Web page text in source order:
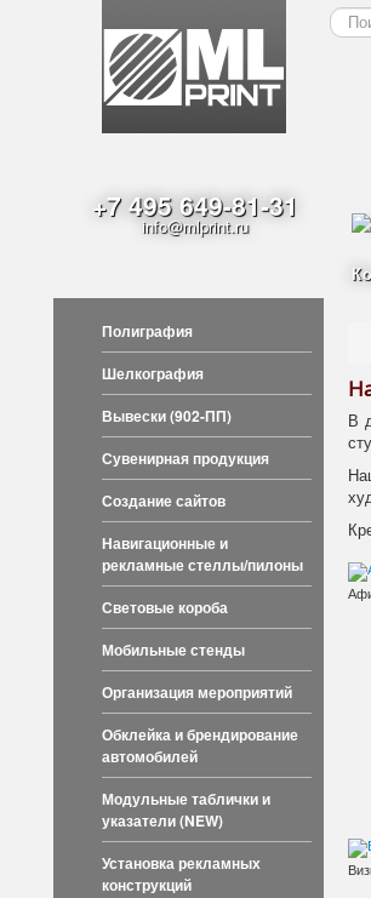
+7 495 649-81-31
info@mlprint.ru
Полиграфия
Шелкография
Вывески (902-ПП)
Сувенирная продукция
Создание сайтов
Навигационные и
рекламные стеллы/пилоны
Световые короба
Мобильные стенды
Организация мероприятий
Обклейка и брендирование
автомобилей
Модульные таблички и
указатели (NEW)
Установка рекламных
конструкций
В